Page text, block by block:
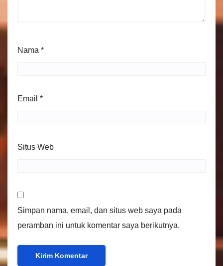
Nama *
Email *
Situs Web
Simpan nama, email, dan situs web saya pada
peramban ini untuk komentar saya berikutnya.